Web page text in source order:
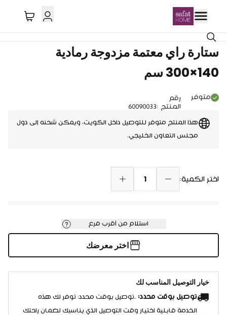
توصيل دول الخليج
ستارة راي معتمة مزدوجة رمادية
140×300 سم
متوفر
رقم
المنتج :
60090033
هذا المنتج متوفر للتوصيل داخل الكويت، ويمكن شحنه إلى دول
مجلس التعاون الخليجي.
اختر الكمية: 1
استلام من أقرب فرع
اختر معرضك
خيار التوصيل المناسب لك
توصيل بوقت محدد: .توصيل بوقت محدد: توفر لك هذه
الخدمة قابلية اختيار وقت التوصيل الذي يناسبك لضمان راحتك